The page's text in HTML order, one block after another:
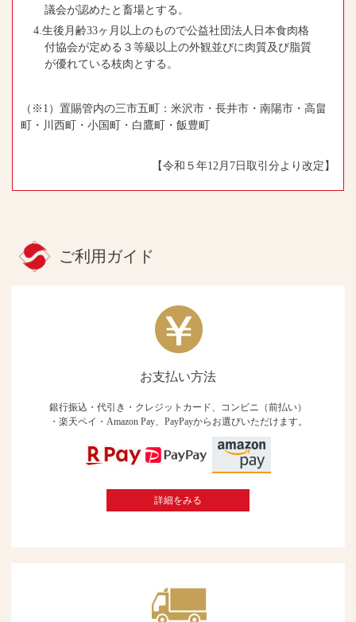
議会が認めたと畜場とする。
4.生後月齢33ヶ月以上のもので公益社団法人日本食肉格
付協会が定める３等級以上の外観並びに肉質及び脂質
が優れている枝肉とする。
（※1）置賜管内の三市五町：米沢市・長井市・南陽市・高畠
町・川西町・小国町・白鷹町・飯豊町
【令和５年12月7日取引分より改定】
ご利用ガイド
お支払い方法
銀行振込・代引き・クレジットカード、コンビニ（前払い）
・楽天ペイ・Amazon Pay、PayPayからお選びいただけます。
詳細をみる